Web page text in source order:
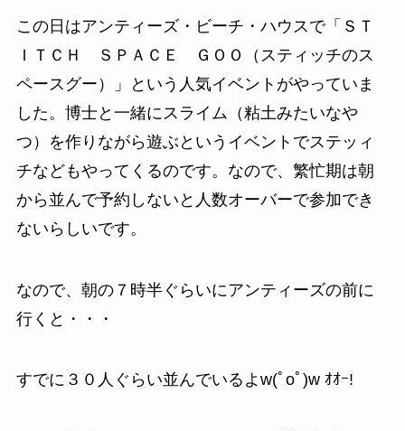
この日はアンティーズ・ビーチ・ハウスで「ＳＴ
ＩＴＣＨ ＳＰＡＣＥ ＧＯＯ（スティッチのス
ペースグー）」という人気イベントがやっていま
した。博士と一緒にスライム（粘土みたいなや
つ）を作りながら遊ぶというイベントでステッィ
チなどもやってくるのです。なので、繁忙期は朝
から並んで予約しないと人数オーバーで参加でき
ないらしいです。
なので、朝の７時半ぐらいにアンティーズの前に
行くと・・・
すでに３０人ぐらい並んでいるよw(ﾟoﾟ)w ｵｵｰ!